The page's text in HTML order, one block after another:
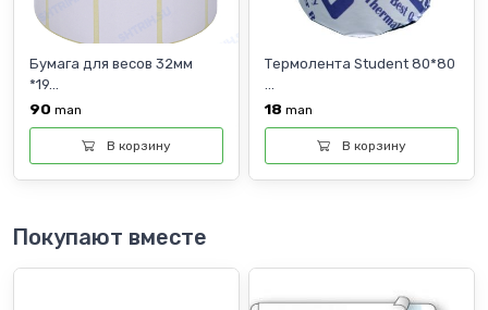
Бумага для весов 32мм
*19...
90 man
В корзину
Термолента Student 80*80
...
18 man
В корзину
Покупают вместе